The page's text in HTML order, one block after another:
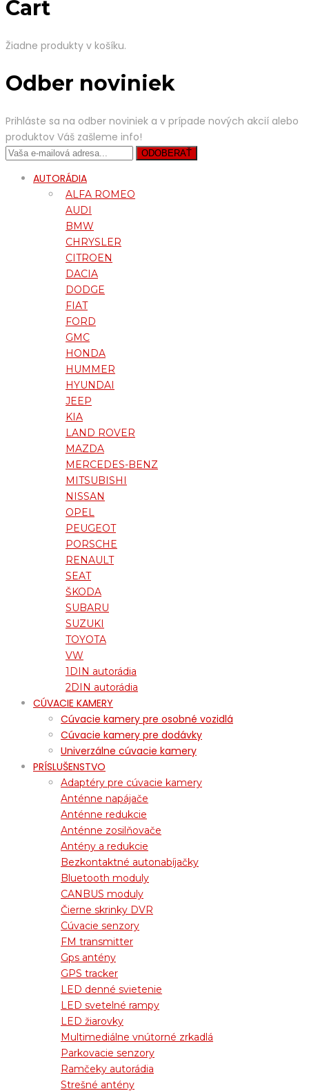
Cart
Žiadne produkty v košíku.
Odber noviniek
Prihláste sa na odber noviniek a v prípade nových akcií alebo
produktov Váš zašleme info!
AUTORÁDIA
ALFA ROMEO
AUDI
BMW
CHRYSLER
CITROEN
DACIA
DODGE
FIAT
FORD
GMC
HONDA
HUMMER
HYUNDAI
JEEP
KIA
LAND ROVER
MAZDA
MERCEDES-BENZ
MITSUBISHI
NISSAN
OPEL
PEUGEOT
PORSCHE
RENAULT
SEAT
ŠKODA
SUBARU
SUZUKI
TOYOTA
VW
1DIN autorádia
2DIN autorádia
CÚVACIE KAMERY
Cúvacie kamery pre osobné vozidlá
Cúvacie kamery pre dodávky
Univerzálne cúvacie kamery
PRÍSLUŠENSTVO
Adaptéry pre cúvacie kamery
Anténne napájače
Anténne redukcie
Anténne zosilňovače
Antény a redukcie
Bezkontaktné autonabíjačky
Bluetooth moduly
CANBUS moduly
Čierne skrinky DVR
Cúvacie senzory
FM transmitter
Gps antény
GPS tracker
LED denné svietenie
LED svetelné rampy
LED žiarovky
Multimediálne vnútorné zrkadlá
Parkovacie senzory
Ramčeky autorádia
Strešné antény